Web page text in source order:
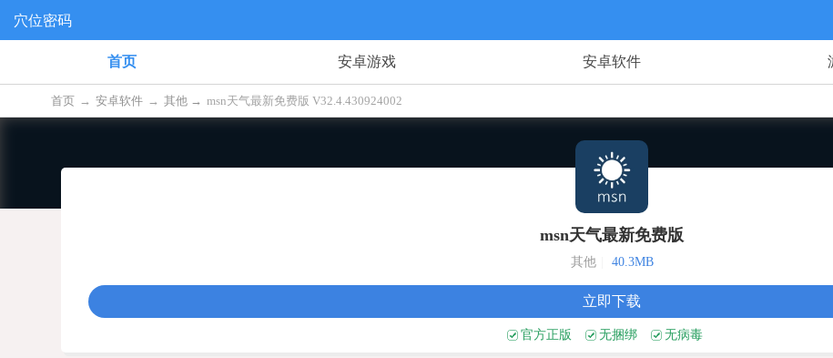
穴位密码
首页 安卓游戏 安卓软件
首页 → 安卓软件 → 其他 → msn天气最新免费版 V32.4.430924002
msn天气最新免费版
其他 40.3MB
立即下载
官方正版 无捆绑 无病毒